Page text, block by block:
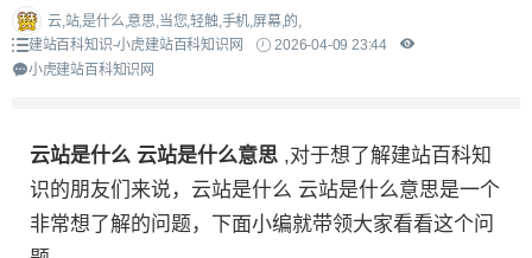
云,站,是什么,意思,当您,轻触,手机,屏幕,的,
建站百科知识-小虎建站百科知识网
2026-04-09 23:44
小虎建站百科知识网
云站是什么 云站是什么意思 ,对于想了解建站百科知
识的朋友们来说，云站是什么 云站是什么意思是一个
非常想了解的问题，下面小编就带领大家看看这个问